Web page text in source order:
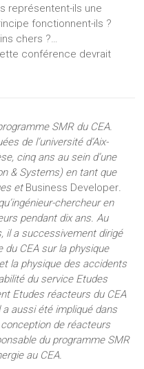
représentent-ils une
fonctionnent-ils ?
chers ?…
conférence devrait
SMR du CEA.
de l’université d’Aix-
cinq ans au sein d’une
& Systems) en tant que
et Business Developer.
chercheur en
pendant dix ans. Au
il a successivement dirigé
CEA sur la physique
la physique des accidents
du service Etudes
Etudes réacteurs du CEA
aussi été impliqué dans
de réacteurs
du programme SMR
au CEA.